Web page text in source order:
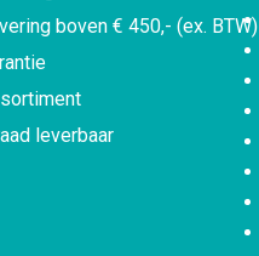
boven € 450,- (ex. BTW)
leverbaar